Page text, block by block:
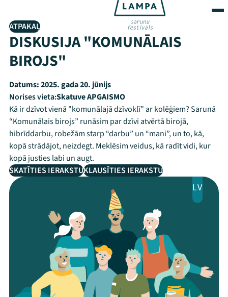
ATPAKAĻ
DISKUSIJA "KOMUNĀLAIS
BIROJS"
Datums:2025. gada 20. jūnijs
Norises vieta:Skatuve APGAISMO
Kā ir dzīvot vienā "komunālajā dzīvoklī" ar kolēģiem? Sarunā
“Komunālais birojs” runāsim par dzīvi atvērtā birojā,
hibrīddarbu, robežām starp “darbu” un “mani”, un to, kā,
kopā strādājot, neizdegt. Meklēsim veidus, kā radīt vidi, kur
kopā justies labi un augt.
SKATĪTIES IERAKSTUKLAUSĪTIES IERAKSTU
LV